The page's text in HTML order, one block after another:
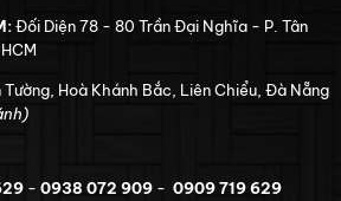
Đối Diện 78 - 80 Trần Đại Nghĩa - P. Tân
Tường, Hoà Khánh Bắc, Liên Chiểu, Đà Nẵng
- 0938 072 909 - 0909 719 629